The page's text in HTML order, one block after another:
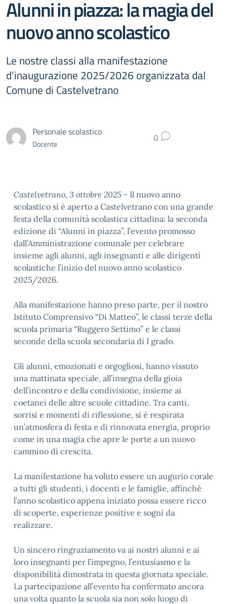
Alunni in piazza: la magia del
nuovo anno scolastico
Le nostre classi alla manifestazione
d’inaugurazione 2025/2026 organizzata dal
Comune di Castelvetrano
Personale scolastico
Docente 0
Castelvetrano, 3 ottobre 2025 – Il nuovo anno
scolastico si è aperto a Castelvetrano con una grande
festa della comunità scolastica cittadina: la seconda
edizione di “Alunni in piazza”, l’evento promosso
dall’Amministrazione comunale per celebrare
insieme agli alunni, agli insegnanti e alle dirigenti
scolastiche l’inizio del nuovo anno scolastico
2025/2026.
Alla manifestazione hanno preso parte, per il nostro
Istituto Comprensivo “Di Matteo”, le classi terze della
scuola primaria “Ruggero Settimo” e le classi
seconde della scuola secondaria di I grado.
Gli alunni, emozionati e orgogliosi, hanno vissuto
una mattinata speciale, all’insegna della gioia
dell’incontro e della condivisione, insieme ai
coetanei delle altre scuole cittadine. Tra canti,
sorrisi e momenti di riflessione, si è respirata
un’atmosfera di festa e di rinnovata energia, proprio
come in una magia che apre le porte a un nuovo
cammino di crescita.
La manifestazione ha voluto essere un augurio corale
a tutti gli studenti, i docenti e le famiglie, affinché
l’anno scolastico appena iniziato possa essere ricco
di scoperte, esperienze positive e sogni da
realizzare.
Un sincero ringraziamento va ai nostri alunni e ai
loro insegnanti per l’impegno, l’entusiasmo e la
disponibilità dimostrata in questa giornata speciale.
La partecipazione all’evento ha confermato ancora
una volta quanto la scuola sia non solo luogo di